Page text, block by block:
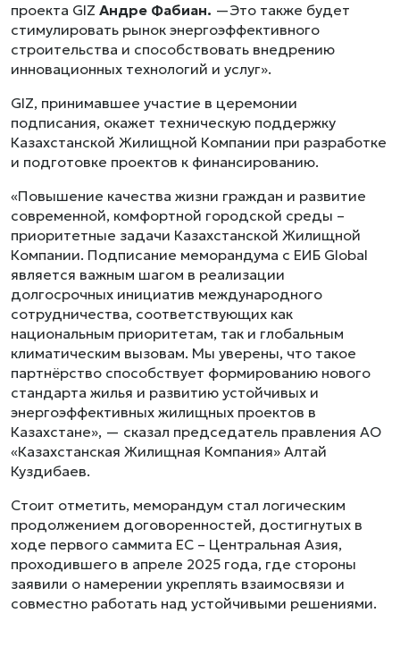
проекта GIZ Андре Фабиан. —Это также будет
стимулировать рынок энергоэффективного
строительства и способствовать внедрению
инновационных технологий и услуг».
GIZ, принимавшее участие в церемонии
подписания, окажет техническую поддержку
Казахстанской Жилищной Компании при разработке
и подготовке проектов к финансированию.
«Повышение качества жизни граждан и развитие
современной, комфортной городской среды –
приоритетные задачи Казахстанской Жилищной
Компании. Подписание меморандума с ЕИБ Global
является важным шагом в реализации
долгосрочных инициатив международного
сотрудничества, соответствующих как
национальным приоритетам, так и глобальным
климатическим вызовам. Мы уверены, что такое
партнёрство способствует формированию нового
стандарта жилья и развитию устойчивых и
энергоэффективных жилищных проектов в
Казахстане», — сказал председатель правления АО
«Казахстанская Жилищная Компания» Алтай
Куздибаев.
Стоит отметить, меморандум стал логическим
продолжением договоренностей, достигнутых в
ходе первого саммита ЕС – Центральная Азия,
проходившего в апреле 2025 года, где стороны
заявили о намерении укреплять взаимосвязи и
совместно работать над устойчивыми решениями.